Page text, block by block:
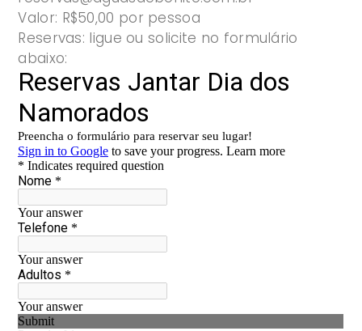
Valor: R$50,00 por pessoa
Reservas: ligue ou solicite no formulário
abaixo: